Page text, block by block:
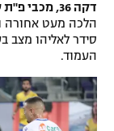
דקה 36, מכבי פ"ת שוב מאיימת:
הלכה מעט אחורה
סידר לאליהו מצב
העמוד.